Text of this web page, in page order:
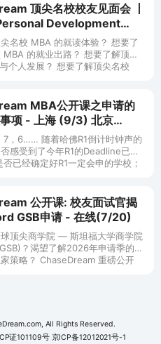
顶尖名校校友见面会 丨
Development
- 深圳(11/21)
校 MBA 的就读体验？ 想要了
的就业出路？ 想要了解顶尖
个人发展？ 想要了解顶尖名校
MBA公开课之申请的
项 - 上海 (9/3) 北京
7，6…… 随着哈佛R1倒计时钟声的
感受到了今年R1的Deadline已悄
公开课: 校友面试官揭
GSB申请 - 在线(7/20)
顶尖商学院 — 斯坦福大学商学院
？渴望了解2026年申请季的最
重磅公开
All Rights Reserved.
证101109号 京ICP备12012021号-1